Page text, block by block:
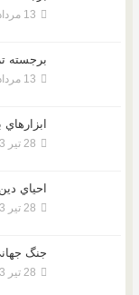
13 مرداد 03
برجسته
13 مرداد 03
28 تیر 03
احياي
28 تیر 03
جنگ
28 تیر 03